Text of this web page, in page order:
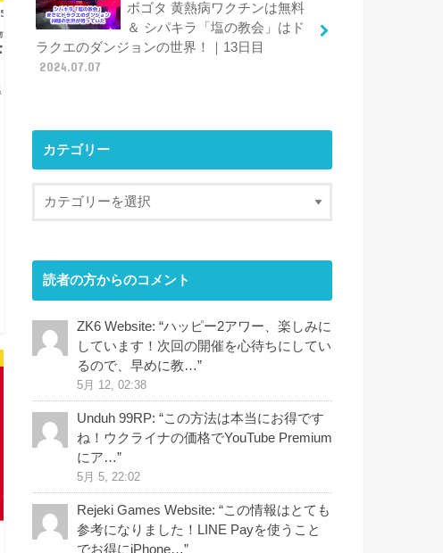
ボゴタ 黄熱病ワクチンは無料
＆ シパキラ「塩の教会」はド
ラクエのダンジョンの世界！｜13日目
2024.07.07
カテゴリー
読者の方からのコメント
ZK6 Website: “ハッピー2アワー、楽しみに
しています！次回の開催を心待ちにしてい
るので、早めに教…”
5月 12, 02:38
Unduh 99RP: “この方法は本当にお得です
ね！ウクライナの価格でYouTube Premium
にア…”
5月 5, 22:02
Rejeki Games Website: “この情報はとても
参考になりました！LINE Payを使うこと
でお得にiPhone…”